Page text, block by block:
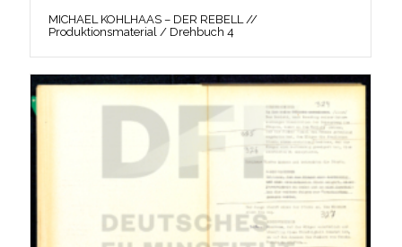
MICHAEL KOHLHAAS – DER REBELL //
Produktionsmaterial / Drehbuch 4